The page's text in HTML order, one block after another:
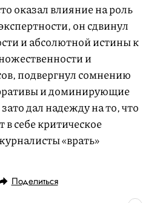
оказал влияние на роль
он сдвинул
и абсолютной истины к
и
подвергнул сомнению
и доминирующие
дал надежду на то, что
в себе критическое
«врать»
Поделиться